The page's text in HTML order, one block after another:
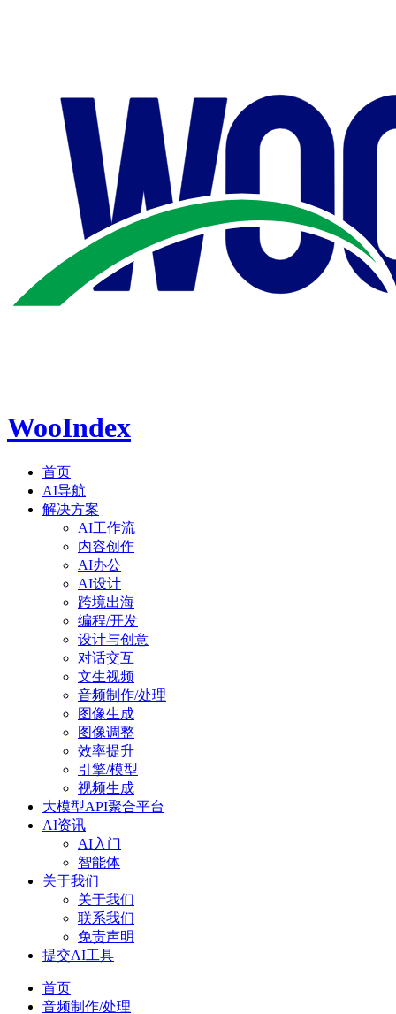
WooIndex
首页
AI导航
解决方案
AI工作流
内容创作
AI办公
AI设计
跨境出海
编程/开发
设计与创意
对话交互
文生视频
音频制作/处理
图像生成
图像调整
效率提升
引擎/模型
视频生成
大模型API聚合平台
AI资讯
AI入门
智能体
关于我们
关于我们
联系我们
免责声明
提交AI工具
首页
音频制作/处理